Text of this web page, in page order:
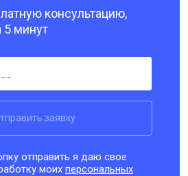
консультацию,
5 минут
заявку
отправить я даю свое
моихперсональных